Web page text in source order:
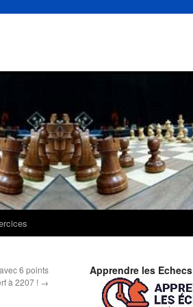
6 points
à 2207 ! →
Apprendre les Echecs